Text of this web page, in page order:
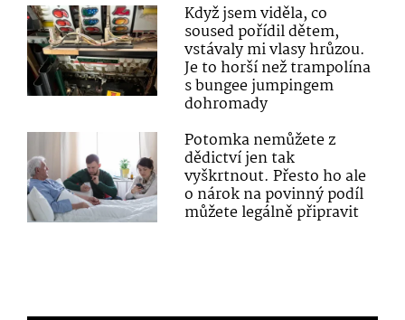
Když jsem viděla, co
soused pořídil dětem,
vstávaly mi vlasy hrůzou.
Je to horší než trampolína
s bungee jumpingem
dohromady
Potomka nemůžete z
dědictví jen tak
vyškrtnout. Přesto ho ale
o nárok na povinný podíl
můžete legálně připravit